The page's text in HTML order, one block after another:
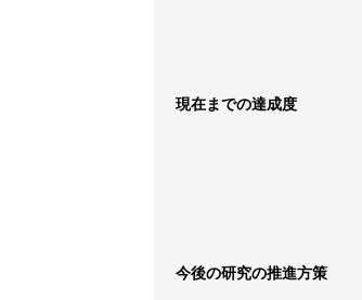
現在までの達成度
今後の研究の推進方策